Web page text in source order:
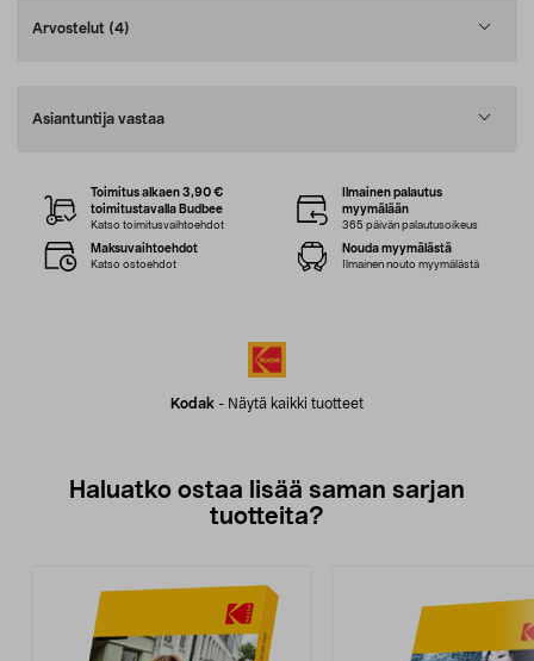
Arvostelut (4)
Asiantuntija vastaa
Kodak - Näytä kaikki tuotteet
Toimitus alkaen 3,90 €
toimitustavalla Budbee
Katso toimitusvaihtoehdot
Ilmainen palautus
myymälään
365 päivän palautusoikeus
Maksuvaihtoehdot
Katso ostoehdot
Nouda myymälästä
Ilmainen nouto myymälästä
Haluatko ostaa lisää saman sarjan
tuotteita?